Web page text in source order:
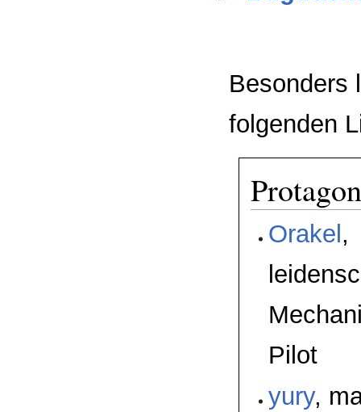
Besonders
folgenden
Orakel ,
Pilot
yury,